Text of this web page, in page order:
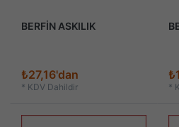
BERFİN ASKILIK
₺27,16'dan
* KDV Dahildir *